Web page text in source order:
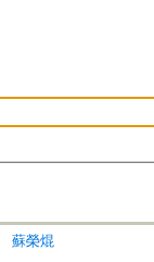
蘇榮焜